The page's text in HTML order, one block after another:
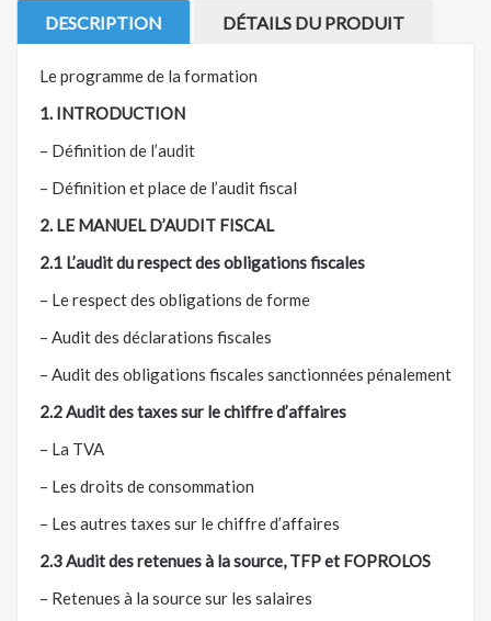
DESCRIPTION DÉTAILS DU PRODUIT
Le programme de la formation
1. INTRODUCTION
– Définition de l’audit
– Définition et place de l’audit fiscal
2. LE MANUEL D’AUDIT FISCAL
2.1 L’audit du respect des obligations fiscales
– Le respect des obligations de forme
– Audit des déclarations fiscales
– Audit des obligations fiscales sanctionnées pénalement
2.2 Audit des taxes sur le chiffre d’affaires
– La TVA
– Les droits de consommation
– Les autres taxes sur le chiffre d’affaires
2.3 Audit des retenues à la source, TFP et FOPROLOS
– Retenues à la source sur les salaires